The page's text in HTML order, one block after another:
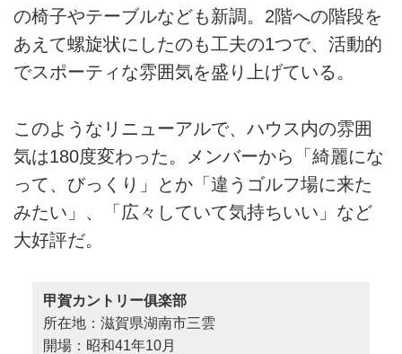
の椅子やテーブルなども新調。2階への階段を
あえて螺旋状にしたのも工夫の1つで、活動的
でスポーティな雰囲気を盛り上げている。
このようなリニューアルで、ハウス内の雰囲
気は180度変わった。メンバーから「綺麗にな
って、びっくり」とか「違うゴルフ場に来た
みたい」、「広々していて気持ちいい」など
大好評だ。
甲賀カントリー俱楽部
所在地：滋賀県湖南市三雲
開場：昭和41年10月